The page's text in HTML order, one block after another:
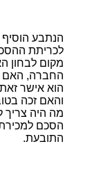
הנתבע הוסיף
לכריתת
מקום לבחון
החברה, האם
הוא אישר
והאם זכה
מה היה צריך
הסכם
התובעת.